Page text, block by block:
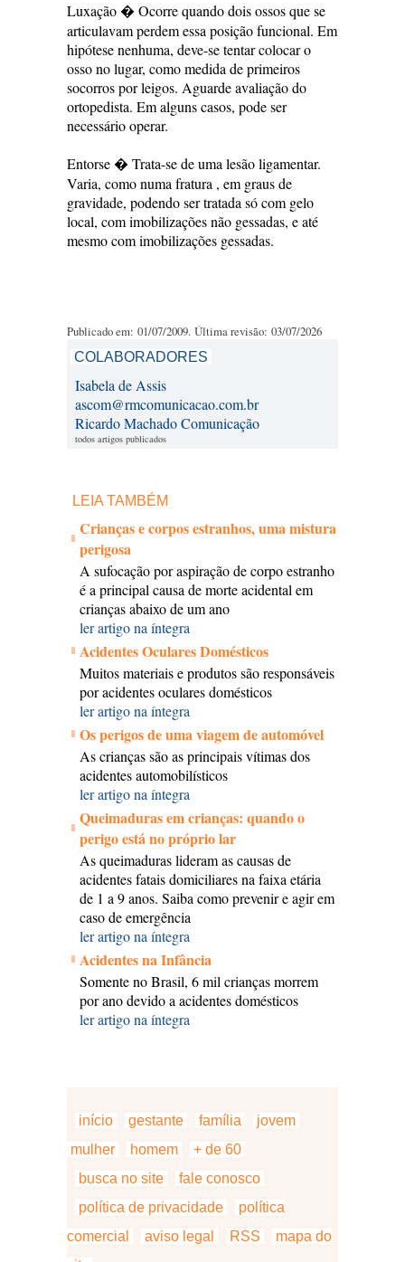
Luxação � Ocorre quando dois ossos que se
articulavam perdem essa posição funcional. Em
hipótese nenhuma, deve-se tentar colocar o
osso no lugar, como medida de primeiros
socorros por leigos. Aguarde avaliação do
ortopedista. Em alguns casos, pode ser
necessário operar.
Entorse � Trata-se de uma lesão ligamentar.
Varia, como numa fratura , em graus de
gravidade, podendo ser tratada só com gelo
local, com imobilizações não gessadas, e até
mesmo com imobilizações gessadas.
Publicado em: 01/07/2009. Última revisão: 03/07/2026
COLABORADORES
Isabela de Assis
ascom@rmcomunicacao.com.br
Ricardo Machado Comunicação
todos artigos publicados
LEIA TAMBÉM
Crianças e corpos estranhos, uma mistura
perigosa
A sufocação por aspiração de corpo estranho
é a principal causa de morte acidental em
crianças abaixo de um ano
ler artigo na íntegra
Acidentes Oculares Domésticos
Muitos materiais e produtos são responsáveis
por acidentes oculares domésticos
ler artigo na íntegra
Os perigos de uma viagem de automóvel
As crianças são as principais vítimas dos
acidentes automobilísticos
ler artigo na íntegra
Queimaduras em crianças: quando o
perigo está no próprio lar
As queimaduras lideram as causas de
acidentes fatais domiciliares na faixa etária
de 1 a 9 anos. Saiba como prevenir e agir em
caso de emergência
ler artigo na íntegra
Acidentes na Infância
Somente no Brasil, 6 mil crianças morrem
por ano devido a acidentes domésticos
ler artigo na íntegra
início gestante família
jovem
mulher
homem
+ de 60
busca no site
fale conosco
política de privacidade
política
comercial
aviso legal RSS
mapa do